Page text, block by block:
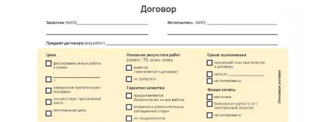
имени Морозова
имени Свердлова
Красный Бор